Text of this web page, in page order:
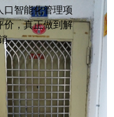
口智能化管理项
价，真正做到解